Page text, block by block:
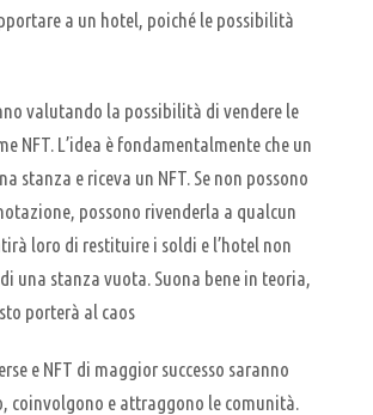
a un hotel, poiché le possibilità
valutando la possibilità di vendere le
NFT. L’idea è fondamentalmente che un
stanza e riceva un NFT. Se non possono
possono rivenderla a qualcun
loro di restituire i soldi e l’hotel non
una stanza vuota. Suona bene in teoria,
porterà al caos
e NFT di maggior successo saranno
coinvolgono e attraggono le comunità.